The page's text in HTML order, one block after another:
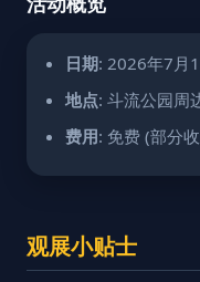
日期: 2026年7月
地点: 斗流公园周
费用: 免费 (部分
观展小贴士